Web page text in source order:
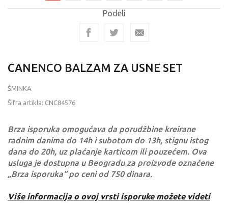
Podeli
CANENCO BALZAM ZA USNE SET
ŠMINKA
Šifra artikla: CNC84576
Brza isporuka omogućava da porudžbine kreirane
radnim danima do 14h i subotom do 13h, stignu istog
dana do 20h, uz plaćanje karticom ili pouzećem. Ova
usluga je dostupna u Beogradu za proizvode označene
„Brza isporuka“ po ceni od 750 dinara.
Više informacija o ovoj vrsti isporuke možete videti